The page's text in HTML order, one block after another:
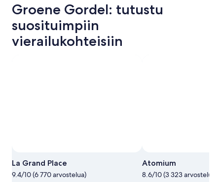
Groene Gordel: tutustu
suosituimpiin
vierailukohteisiin
La Grand Place
9.4/10 (6 770 arvostelua)
Atomium
8.6/10 (3 323 arvostelua)